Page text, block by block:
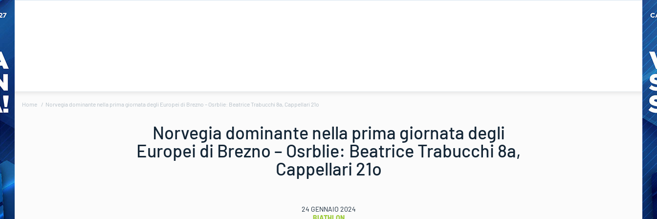
Home Norvegia dominante nella prima giornata degli Europei di Brezno – Osrblie: Beatrice Trabucchi 8a, Cappellari 21o
Norvegia dominante nella prima giornata degli
Europei di Brezno – Osrblie: Beatrice Trabucchi 8a,
Cappellari 21o
24 GENNAIO 2024